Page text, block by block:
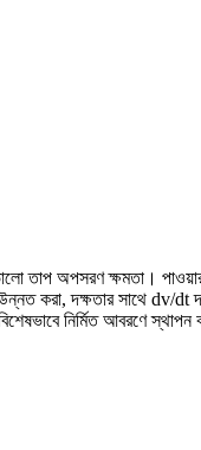
তাপ অপসরণ ক্ষমতা।
উন্নত করা, দক্ষতার সাথে
নির্মিত আবরণে